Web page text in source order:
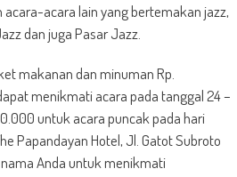
acara lain yang bertemakan jazz,
dan juga Pasar Jazz.
makanan dan minuman Rp.
menikmati acara pada tanggal 24 –
untuk acara puncak pada hari
Papandayan Hotel, Jl. Gatot Subroto
Anda untuk menikmati